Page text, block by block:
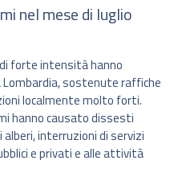
nel mese di luglio
forte intensità hanno
sostenute raffiche
localmente molto forti.
hanno causato dissesti
alberi, interruzioni di servizi
e privati e alle attività